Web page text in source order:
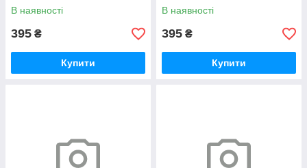
В наявності
395 ₴
Купити
В наявності
395 ₴
Купити